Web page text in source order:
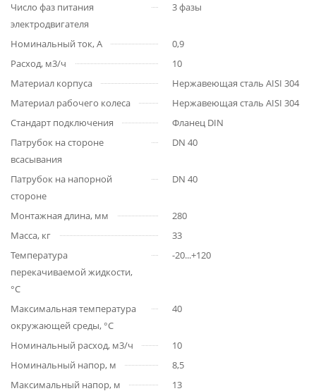
Число фаз питания
электродвигателя
3 фазы
Номинальный ток, А
0,9
Расход, м3/ч
10
Материал корпуса
Нержавеющая сталь AISI 304
Материал рабочего колеса
Нержавеющая сталь AISI 304
Стандарт подключения
Фланец DIN
Патрубок на стороне
всасывания
DN 40
Патрубок на напорной
стороне
DN 40
Монтажная длина, мм
280
Масса, кг
33
Температура
перекачиваемой жидкости,
°С
-20...+120
Максимальная температура
окружающей среды, °С
40
Номинальный расход, м3/ч
10
Номинальный напор, м
8,5
Максимальный напор, м
13